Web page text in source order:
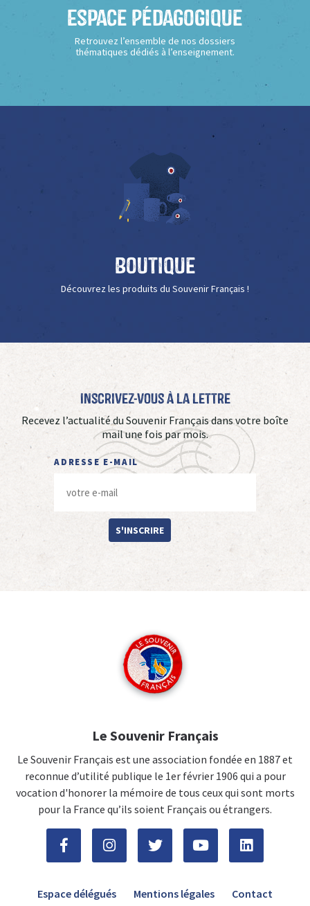
Espace Pédagogique
Retrouvez l’ensemble de nos dossiers
thématiques dédiés à l’enseignement.
Boutique
Découvrez les produits du Souvenir Français !
Inscrivez-vous à La Lettre
Recevez l’actualité du Souvenir Français dans votre boîte
mail une fois par mois.
ADRESSE E-MAIL
S'INSCRIRE
Le Souvenir Français
Le Souvenir Français est une association fondée en 1887 et
reconnue d’utilité publique le 1er février 1906 qui a pour
vocation d'honorer la mémoire de tous ceux qui sont morts
pour la France qu’ils soient Français ou étrangers.
Espace délégués Mentions légales Contact